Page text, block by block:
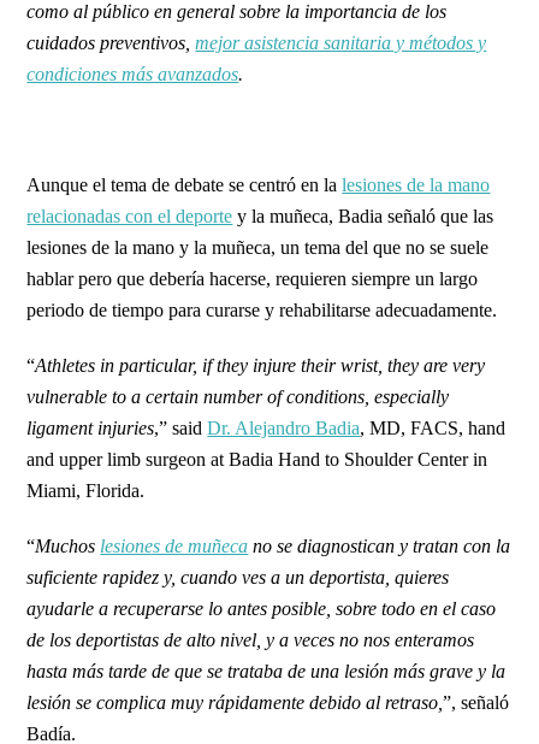
como al público en general sobre la importancia de los
cuidados preventivos,mejor asistencia sanitaria y métodos y
condiciones más avanzados.
Aunque el tema de debate se centró en lalesiones de la mano
relacionadas con el deporte y la muñeca, Badia señaló que las
lesiones de la mano y la muñeca, un tema del que no se suele
hablar pero que debería hacerse, requieren siempre un largo
periodo de tiempo para curarse y rehabilitarse adecuadamente.
“Athletes in particular, if they injure their wrist, they are very
vulnerable to a certain number of conditions, especially
ligament injuries,” saidDr. Alejandro Badia, MD, FACS, hand
and upper limb surgeon at Badia Hand to Shoulder Center in
Miami, Florida.
“Muchos lesiones de muñeca no se diagnostican y tratan con la
suficiente rapidez y, cuando ves a un deportista, quieres
ayudarle a recuperarse lo antes posible, sobre todo en el caso
de los deportistas de alto nivel, y a veces no nos enteramos
hasta más tarde de que se trataba de una lesión más grave y la
lesión se complica muy rápidamente debido al retraso,”, señaló
Badía.